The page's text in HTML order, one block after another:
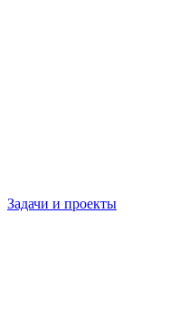
Задачи и проекты